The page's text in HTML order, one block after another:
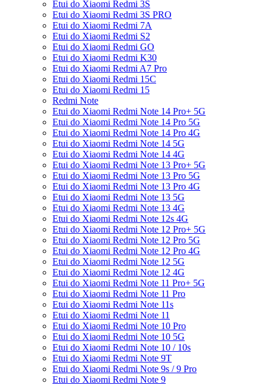
Etui do Xiaomi Redmi 3S
Etui do Xiaomi Redmi 3S PRO
Etui do Xiaomi Redmi 7A
Etui do Xiaomi Redmi S2
Etui do Xiaomi Redmi GO
Etui do Xiaomi Redmi K30
Etui do Xiaomi Redmi A7 Pro
Etui do Xiaomi Redmi 15C
Etui do Xiaomi Redmi 15
Redmi Note
Etui do Xiaomi Redmi Note 14 Pro+ 5G
Etui do Xiaomi Redmi Note 14 Pro 5G
Etui do Xiaomi Redmi Note 14 Pro 4G
Etui do Xiaomi Redmi Note 14 5G
Etui do Xiaomi Redmi Note 14 4G
Etui do Xiaomi Redmi Note 13 Pro+ 5G
Etui do Xiaomi Redmi Note 13 Pro 5G
Etui do Xiaomi Redmi Note 13 Pro 4G
Etui do Xiaomi Redmi Note 13 5G
Etui do Xiaomi Redmi Note 13 4G
Etui do Xiaomi Redmi Note 12s 4G
Etui do Xiaomi Redmi Note 12 Pro+ 5G
Etui do Xiaomi Redmi Note 12 Pro 5G
Etui do Xiaomi Redmi Note 12 Pro 4G
Etui do Xiaomi Redmi Note 12 5G
Etui do Xiaomi Redmi Note 12 4G
Etui do Xiaomi Redmi Note 11 Pro+ 5G
Etui do Xiaomi Redmi Note 11 Pro
Etui do Xiaomi Redmi Note 11s
Etui do Xiaomi Redmi Note 11
Etui do Xiaomi Redmi Note 10 Pro
Etui do Xiaomi Redmi Note 10 5G
Etui do Xiaomi Redmi Note 10 / 10s
Etui do Xiaomi Redmi Note 9T
Etui do Xiaomi Redmi Note 9s / 9 Pro
Etui do Xiaomi Redmi Note 9